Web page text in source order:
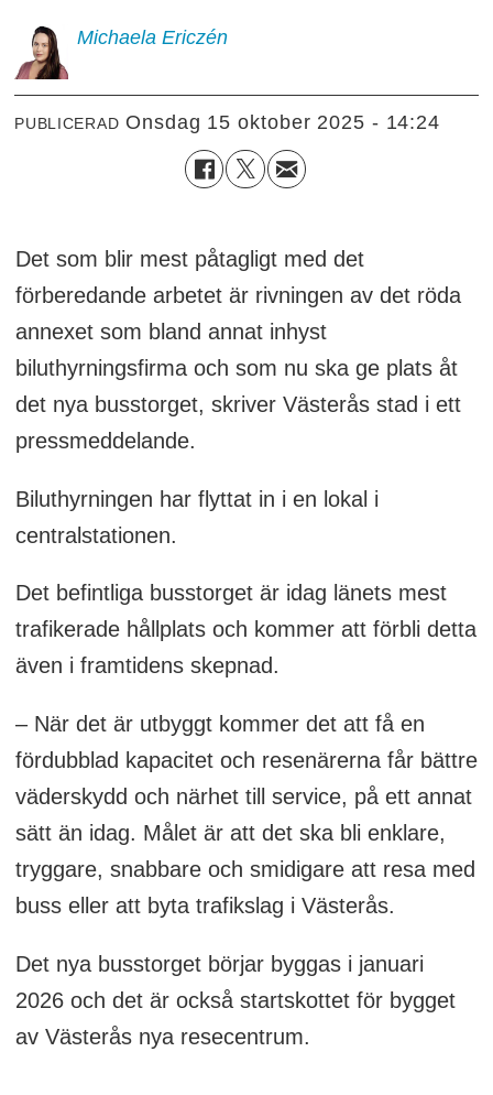
Michaela Ericzén
PUBLICERAD onsdag 15 oktober 2025 - 14:24
Det som blir mest påtagligt med det
förberedande arbetet är rivningen av det röda
annexet som bland annat inhyst
biluthyrningsfirma och som nu ska ge plats åt
det nya busstorget, skriver Västerås stad i ett
pressmeddelande.
Biluthyrningen har flyttat in i en lokal i
centralstationen.
Det befintliga busstorget är idag länets mest
trafikerade hållplats och kommer att förbli detta
även i framtidens skepnad.
– När det är utbyggt kommer det att få en
fördubblad kapacitet och resenärerna får bättre
väderskydd och närhet till service, på ett annat
sätt än idag. Målet är att det ska bli enklare,
tryggare, snabbare och smidigare att resa med
buss eller att byta trafikslag i Västerås.
Det nya busstorget börjar byggas i januari
2026 och det är också startskottet för bygget
av Västerås nya resecentrum.